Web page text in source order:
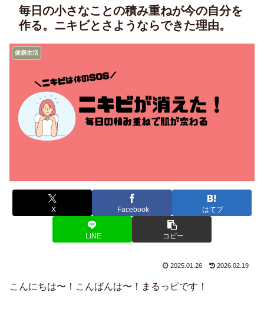
毎日の小さなことの積み重ねが今の自分を
作る。ニキビとさようならできた理由。
健康生活
X Facebook はてブ
LINE コピー
2025.01.26 2026.02.19
こんにちは〜！こんばんは〜！まるっピです！